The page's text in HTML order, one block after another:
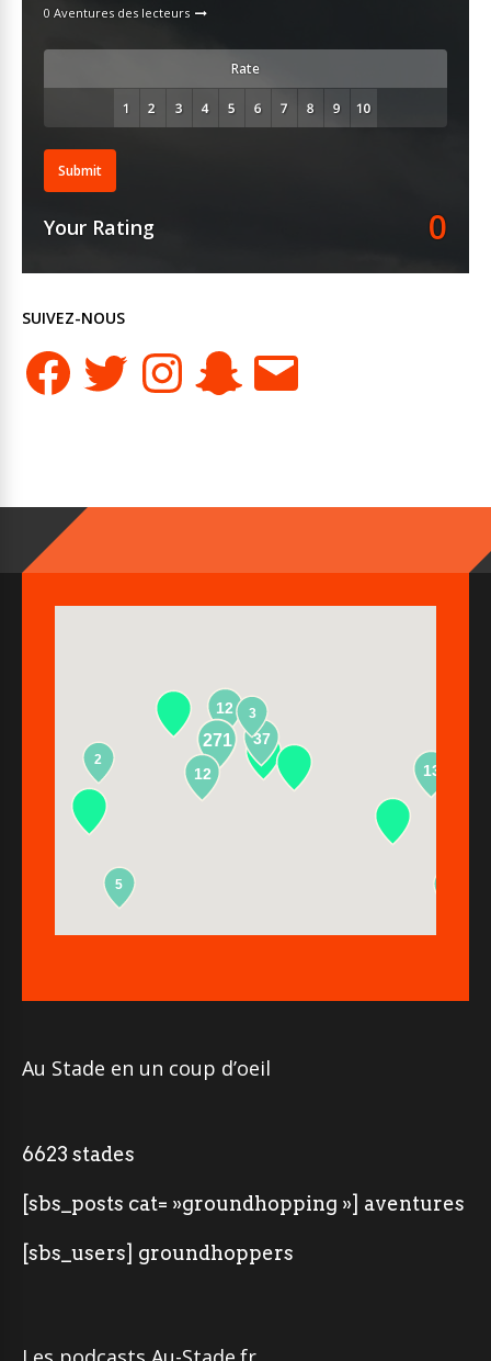
0 Aventures des lecteurs
Rate
Submit
Your Rating 0
SUIVEZ-NOUS
FacebookTwitter InstagramSnapchatE-
mail
12
271
13
37
2
5
12
3
Au Stade en un coup d’oeil
6623 stades
[sbs_posts cat= »groundhopping »] aventures
[sbs_users] groundhoppers